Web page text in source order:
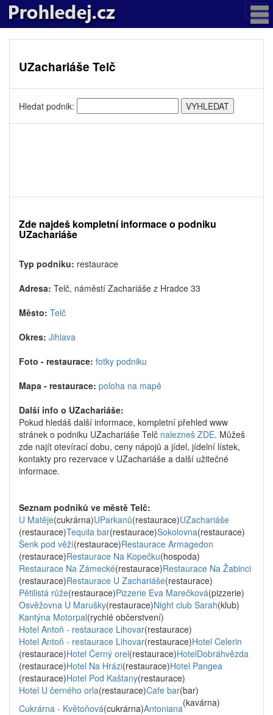
UZachariáše Telč
Hledat podnik:
Zde najdeš kompletní informace o podniku
UZachariáše
Typ podniku: restaurace
Adresa: Telč, náměstí Zachariáše z Hradce 33
Město: Telč
Okres: Jihlava
Foto - restaurace: fotky podniku
Mapa - restaurace: poloha na mapě
Další info o UZachariáše:
Pokud hledáš další informace, kompletní přehled www
stránek o podniku UZachariáše Telč nalezneš ZDE. Můžeš
zde najít otevírací dobu, ceny nápojů a jídel, jídelní lístek,
kontakty pro rezervace v UZachariáše a další užitečné
informace.
Seznam podniků ve městě Telč:
U Matěje(cukrárna)UParkanů(restaurace)UZachariáše
(restaurace)Tequila bar(restaurace)Sokolovna(restaurace)
Šenk pod věží(restaurace)Restaurace Armagedon
(restaurace)Restaurace Na Kopečku(hospoda)
Restaurace Na Zámecké(restaurace)Restaurace Na Žabinci
(restaurace)Restaurace U Zachariáše(restaurace)
Pětilistá růže(restaurace)Pizzerie Eva Marečková(pizzerie)
Osvěžovna U Marušky(restaurace)Night club Sarah(klub)
Kantýna Motorpal(rychlé občerstvení)
Hotel Antoň - restaurace Lihovar(restaurace)
Hotel Antoň - restaurace Lihovar(restaurace)Hotel Celerin
(restaurace)Hotel Černý orel(restaurace)HotelDobráhvězda
(restaurace)Hotel Na Hrázi(restaurace)Hotel Pangea
(restaurace)Hotel Pod Kaštany(restaurace)
Hotel U černého orla(restaurace)Cafe bar(bar)
Cukrárna - Květoňová(cukrárna)Antoniana(kavárna)